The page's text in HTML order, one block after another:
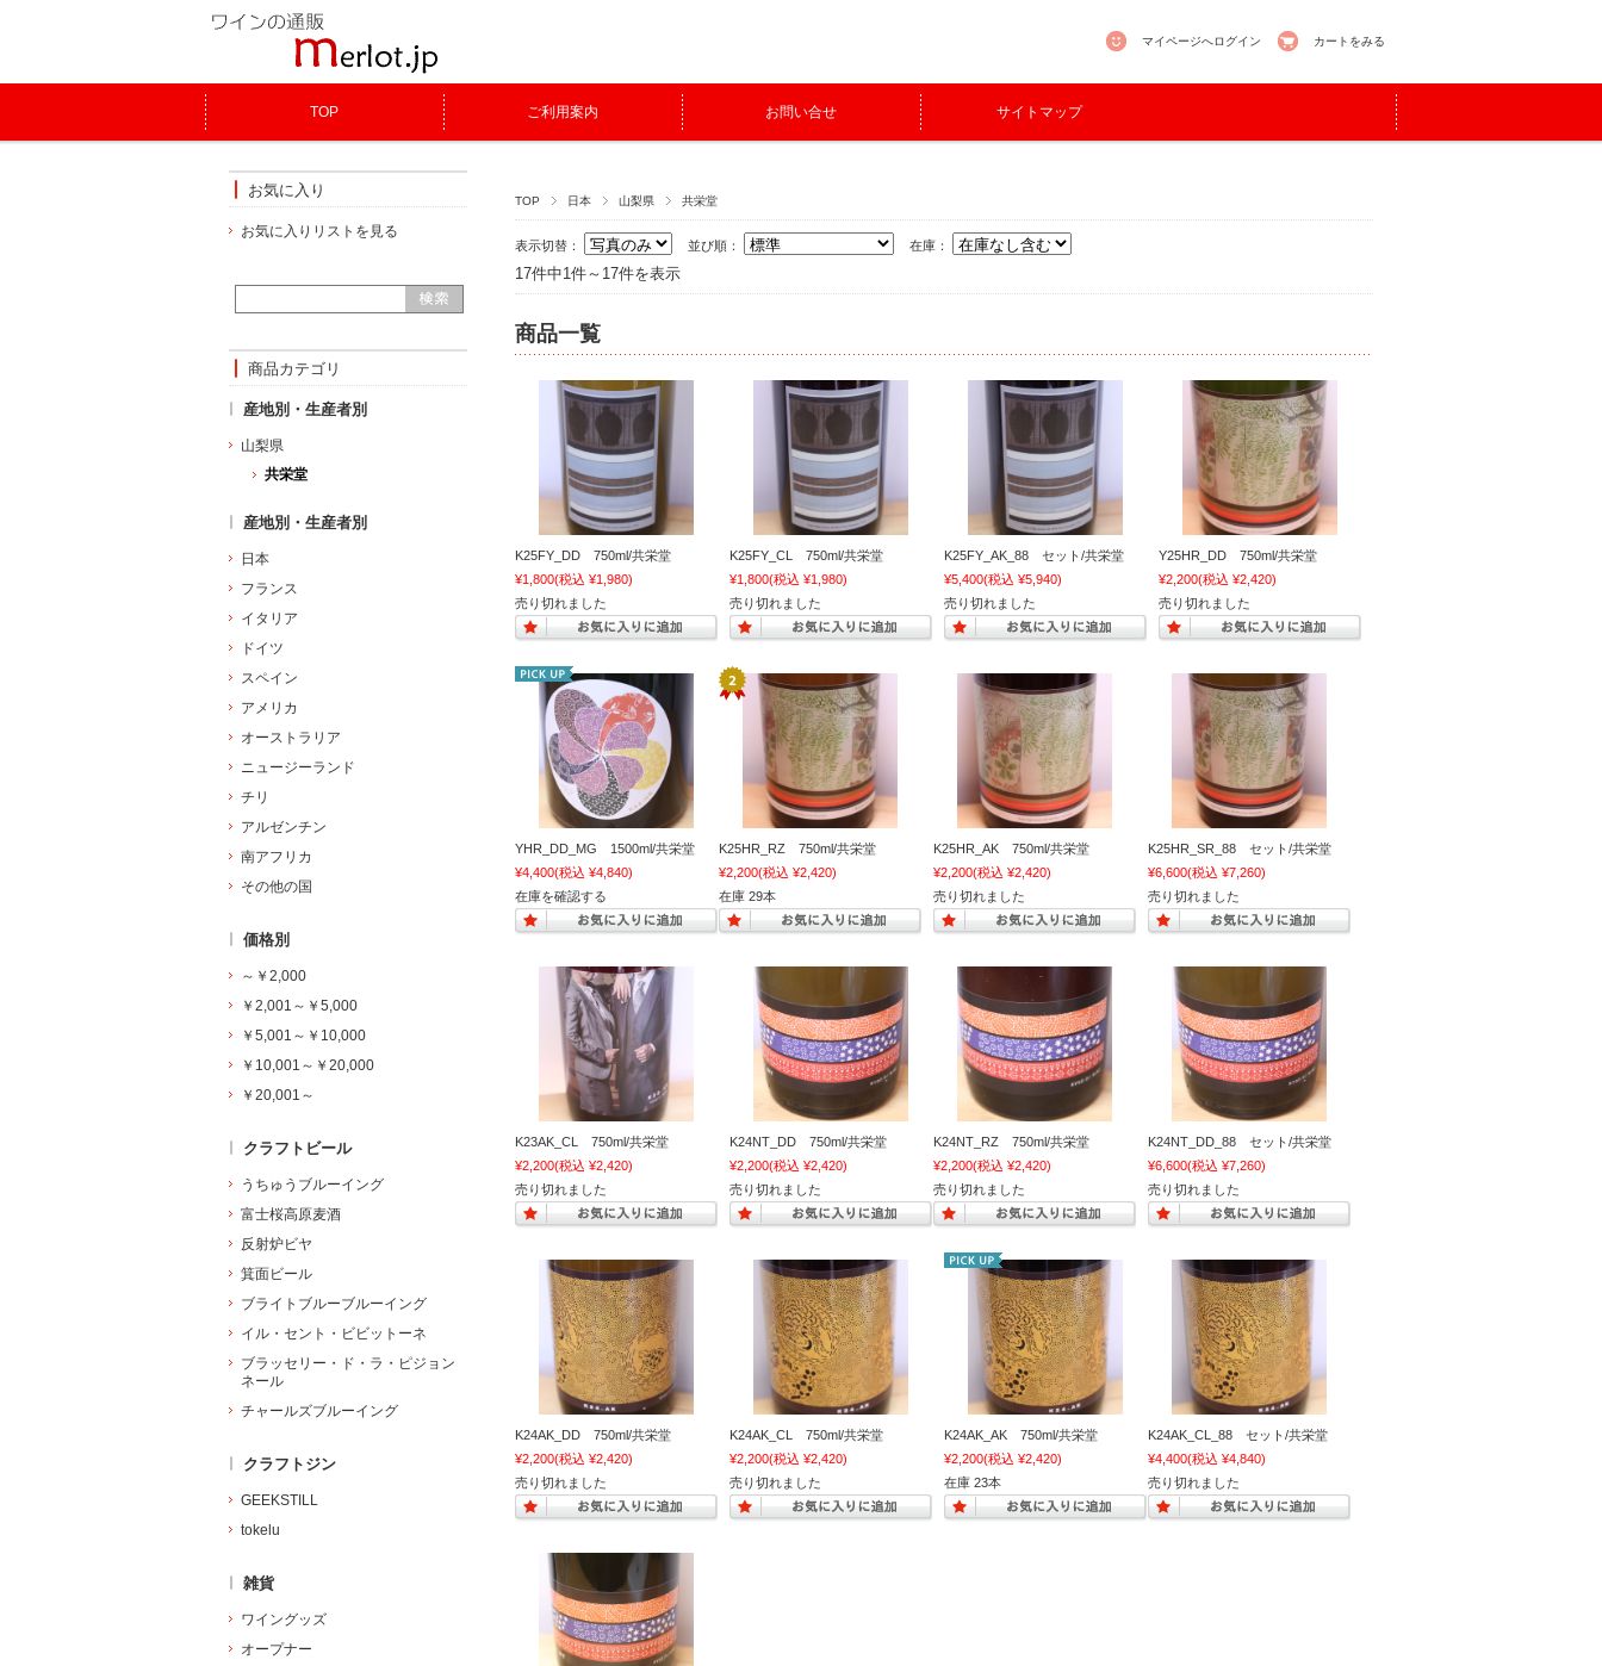
マイページへログイン カートをみる
TOP ご利用案内 お問い合せ サイトマップ
TOP 日本 山梨県 共栄堂
表示切替： 並び順： 在庫：
17件中1件～17件を表示
商品一覧
K25FY_DD 750ml/共栄堂
¥1,800(税込 ¥1,980)
売り切れました
K25FY_CL 750ml/共栄堂
¥1,800(税込 ¥1,980)
売り切れました
K25FY_AK_88 セット/共栄堂
¥5,400(税込 ¥5,940)
売り切れました
Y25HR_DD 750ml/共栄堂
¥2,200(税込 ¥2,420)
売り切れました
YHR_DD_MG 1500ml/共栄堂
¥4,400(税込 ¥4,840)
在庫を確認する
K25HR_RZ 750ml/共栄堂
¥2,200(税込 ¥2,420)
在庫 29本
K25HR_AK 750ml/共栄堂
¥2,200(税込 ¥2,420)
売り切れました
K25HR_SR_88 セット/共栄堂
¥6,600(税込 ¥7,260)
売り切れました
K23AK_CL 750ml/共栄堂
¥2,200(税込 ¥2,420)
売り切れました
K24NT_DD 750ml/共栄堂
¥2,200(税込 ¥2,420)
売り切れました
K24NT_RZ 750ml/共栄堂
¥2,200(税込 ¥2,420)
売り切れました
K24NT_DD_88 セット/共栄堂
¥6,600(税込 ¥7,260)
売り切れました
K24AK_DD 750ml/共栄堂
¥2,200(税込 ¥2,420)
売り切れました
K24AK_CL 750ml/共栄堂
¥2,200(税込 ¥2,420)
売り切れました
K24AK_AK 750ml/共栄堂
¥2,200(税込 ¥2,420)
在庫 23本
K24AK_CL_88 セット/共栄堂
¥4,400(税込 ¥4,840)
売り切れました
お気に入り
お気に入りリストを見る
商品カテゴリ
産地別・生産者別
山梨県
共栄堂
産地別・生産者別
日本
フランス
イタリア
ドイツ
スペイン
アメリカ
オーストラリア
ニュージーランド
チリ
アルゼンチン
南アフリカ
その他の国
価格別
～￥2,000
￥2,001～￥5,000
￥5,001～￥10,000
￥10,001～￥20,000
￥20,001～
クラフトビール
うちゅうブルーイング
富士桜高原麦酒
反射炉ビヤ
箕面ビール
ブライトブルーブルーイング
イル・セント・ビビットーネ
ブラッセリー・ド・ラ・ピジョン
ネール
チャールズブルーイング
クラフトジン
GEEKSTILL
tokelu
雑貨
ワイングッズ
オープナー